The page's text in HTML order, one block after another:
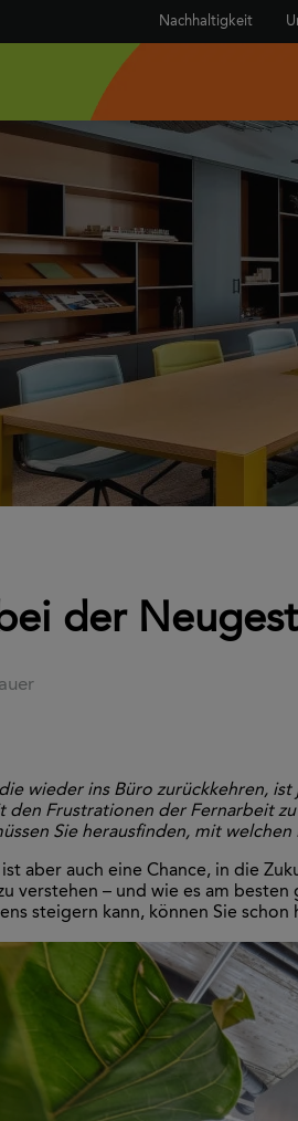
Nachhaltigkeit
der
wieder ins Büro zurückkehren,
den Frustrationen der Fernarbeit
Sie herausfinden, mit
aber auch eine Chance, in die
verstehen – und wie es am
steigern kann, können Sie